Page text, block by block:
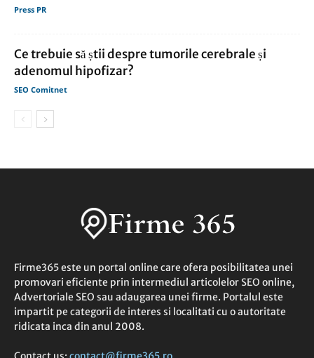
Press PR
Ce trebuie să știi despre tumorile cerebrale și
adenomul hipofizar?
SEO Comitnet
Firme365 este un portal online care ofera posibilitatea unei
promovari eficiente prin intermediul articolelor SEO online,
Advertoriale SEO sau adaugarea unei firme. Portalul este
impartit pe categorii de interes si localitati cu o autoritate
ridicata inca din anul 2008.